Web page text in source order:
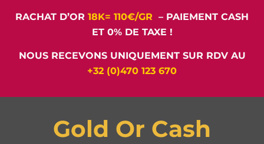
RACHAT D’OR 18K= 110€/GR – PAIEMENT CASH
ET 0% DE TAXE !
NOUS RECEVONS UNIQUEMENT SUR RDV AU
+32 (0)470 123 670
Gold Or Cash